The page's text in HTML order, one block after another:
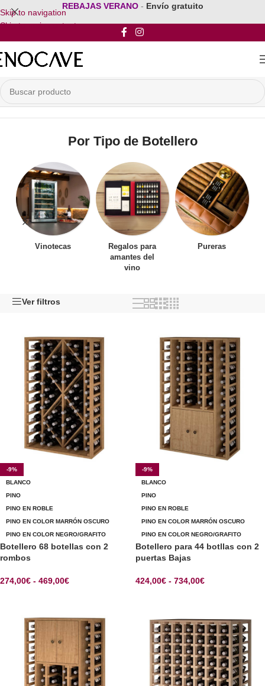
Skip to navigation
Skip to main content
REBAJAS VERANO - Envío gratuito
Inicio/Por Tipo de Botellero
Por Tipo de Botellero
Vinotecas
Regalos para
amantes del
vino
Pureras
Ver filtros
-9%
BLANCO
PINO
PINO EN ROBLE
PINO EN COLOR MARRÓN OSCURO
PINO EN COLOR NEGRO/GRAFITO
Botellero 68 botellas con 2
rombos
274,00€ - 469,00€
-9%
BLANCO
PINO
PINO EN ROBLE
PINO EN COLOR MARRÓN OSCURO
PINO EN COLOR NEGRO/GRAFITO
Botellero para 44 botllas con 2
puertas Bajas
424,00€ - 734,00€